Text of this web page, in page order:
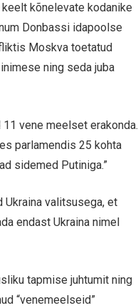
kõnelevate kodanike
Donbassi idapoolse
Moskva toetatud
ning seda juba
vene meelset erakonda.
parlamendis 25 kohta
sidemed Putiniga.”
valitsusega, et
endast Ukraina nimel
tapmise juhtumit ning
“venemeelseid”